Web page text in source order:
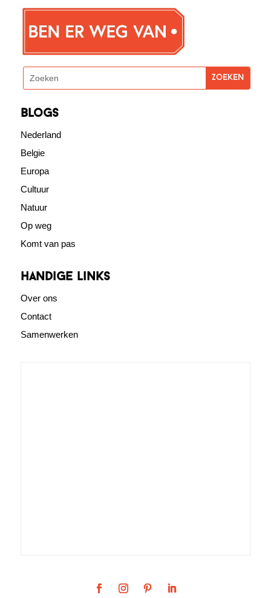
blogs
Nederland
Belgie
Europa
Cultuur
Natuur
Op weg
Komt van pas
Handige links
Over ons
Contact
Samenwerken